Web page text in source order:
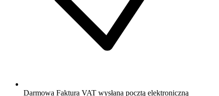
Darmowa Faktura VAT wysłana pocztą elektroniczną